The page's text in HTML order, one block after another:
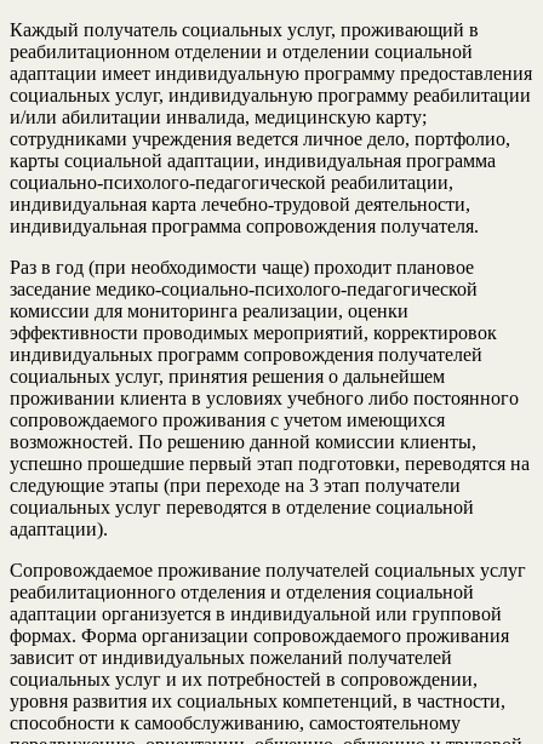
Каждый получатель социальных услуг, проживающий в
реабилитационном отделении и отделении социальной
адаптации имеет индивидуальную программу предоставления
социальных услуг, индивидуальную программу реабилитации
и/или абилитации инвалида, медицинскую карту;
сотрудниками учреждения ведется личное дело, портфолио,
карты социальной адаптации, индивидуальная программа
социально-психолого-педагогической реабилитации,
индивидуальная карта лечебно-трудовой деятельности,
индивидуальная программа сопровождения получателя.
Раз в год (при необходимости чаще) проходит плановое
заседание медико-социально-психолого-педагогической
комиссии для мониторинга реализации, оценки
эффективности проводимых мероприятий, корректировок
индивидуальных программ сопровождения получателей
социальных услуг, принятия решения о дальнейшем
проживании клиента в условиях учебного либо постоянного
сопровождаемого проживания с учетом имеющихся
возможностей. По решению данной комиссии клиенты,
успешно прошедшие первый этап подготовки, переводятся на
следующие этапы (при переходе на 3 этап получатели
социальных услуг переводятся в отделение социальной
адаптации).
Сопровождаемое проживание получателей социальных услуг
реабилитационного отделения и отделения социальной
адаптации организуется в индивидуальной или групповой
формах. Форма организации сопровождаемого проживания
зависит от индивидуальных пожеланий получателей
социальных услуг и их потребностей в сопровождении,
уровня развития их социальных компетенций, в частности,
способности к самообслуживанию, самостоятельному